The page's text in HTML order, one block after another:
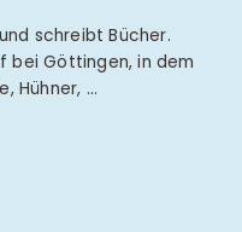
schreibt Bücher.
bei Göttingen, in dem
Hühner, …